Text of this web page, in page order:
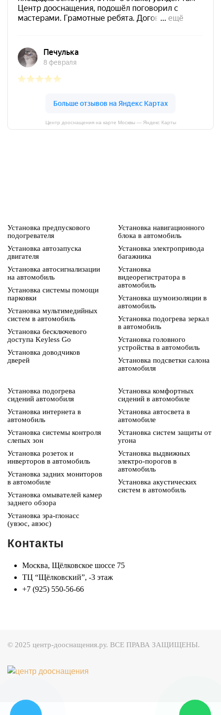
Центр дооснащения на карте Москвы — Яндекс Карты
Установка предпускового
подогревателя
Установка автозапуска
двигателя
Установка автосигнализации
на автомобиль
Установка системы помощи
парковки
Установка мультимедийных
систем в автомобиль
Установка бесключевого
доступа Keyless Go
Установка доводчиков
дверей
Установка навигационного
блока в автомобиль
Установка электропривода
багажника
Установка
видеорегистратора в
автомобиль
Установка шумоизоляции в
автомобиль
Установка подогрева зеркал
в автомобиль
Установка головного
устройства в автомобиль
Установка подсветки салона
автомобиля
Установка подогрева
сидений автомобиля
Установка интернета в
автомобиль
Установка системы контроля
слепых зон
Установка розеток и
инверторов в автомобиль
Установка задних мониторов
в автомобиле
Установка омывателей камер
заднего обзора
Установка эра-глонасс
(увэос, авэос)
Установка комфортных
сидений в автомобиле
Установка автосвета в
автомобиле
Установка систем защиты от
угона
Установка выдвижных
электро-порогов в
автомобиль
Установка акустических
систем в автомобиль
Контакты
Москва, Щёлковское шоссе 75
ТЦ “Щёлковский”, -3 этаж
+7 (925) 550-56-66
© 2025 центр-дооснащения.ру. ВСЕ ПРАВА ЗАЩИЩЕНЫ.